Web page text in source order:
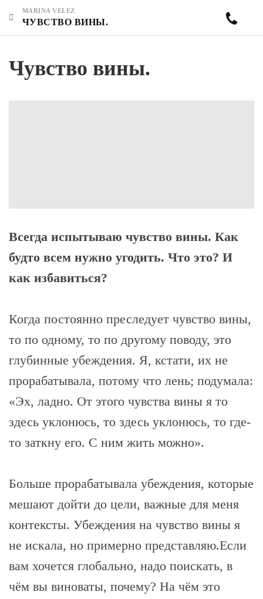
MARINA VELEZ
ЧУВСТВО ВИНЫ.
Чувство вины.
Всегда испытываю чувство вины. Как
будто всем нужно угодить. Что это? И
как избавиться?
Когда постоянно преследует чувство вины,
то по одному, то по другому поводу, это
глубинные убеждения. Я, кстати, их не
прорабатывала, потому что лень; подумала:
«Эх, ладно. От этого чувства вины я то
здесь уклонюсь, то здесь уклонюсь, то где-
то заткну его. С ним жить можно».
Больше прорабатывала убеждения, которые
мешают дойти до цели, важные для меня
контексты. Убеждения на чувство вины я
не искала, но примерно представляю.Если
вам хочется глобально, надо поискать, в
чём вы виноваты, почему? На чём это